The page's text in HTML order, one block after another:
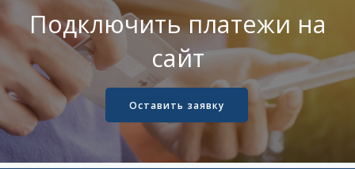
Подключить платежи на
сайт
Оставить заявку